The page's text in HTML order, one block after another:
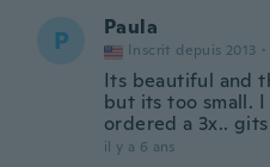
P Paula
Inscrit depuis 2013 ·
Its beautiful and
but its too small. I
ordered a 3x..
il y a 6 ans